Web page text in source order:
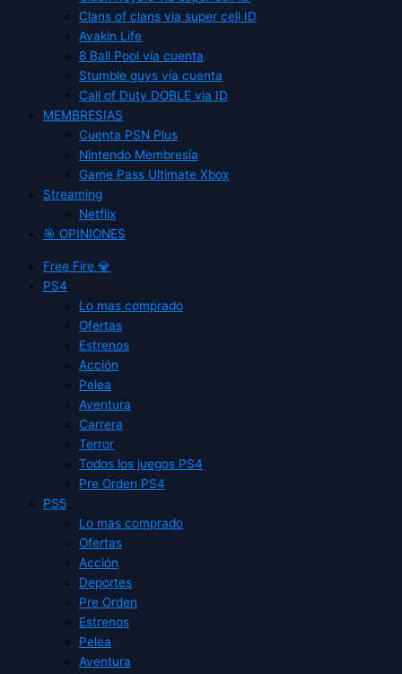
Clans of clans via super cell ID
Avakin Life
8 Ball Pool vía cuenta
Stumble guys vía cuenta
Call of Duty DOBLE via ID
MEMBRESIAS
Cuenta PSN Plus
Nintendo Membresía
Game Pass Ultimate Xbox
Streaming
Netflix
🎯 OPINIONES
Free Fire 💎
PS4
Lo mas comprado
Ofertas
Estrenos
Acción
Pelea
Aventura
Carrera
Terror
Todos los juegos PS4
Pre Orden PS4
PS5
Lo mas comprado
Ofertas
Acción
Deportes
Pre Orden
Estrenos
Pelea
Aventura